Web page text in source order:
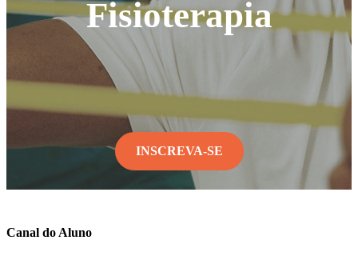
Fisioterapia
INSCREVA-SE
Canal do Aluno